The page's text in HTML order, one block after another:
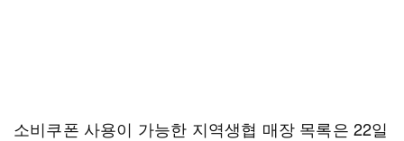
소비쿠폰 사용이 가능한 지역생협 매장 목록은 22일